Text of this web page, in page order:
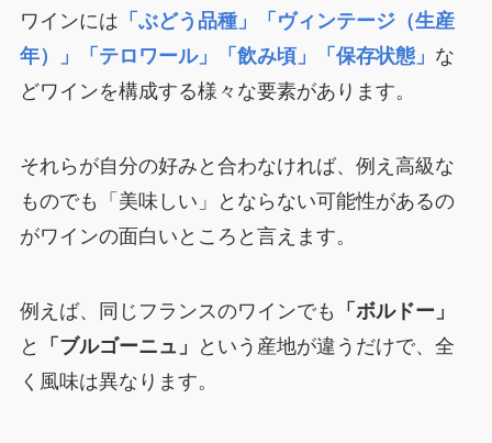
ワインには 「ぶどう品種」「ヴィンテージ（生産
年）」「テロワール」「飲み頃」「保存状態」 な
どワインを構成する様々な要素があります。
それらが自分の好みと合わなければ、例え高級な
ものでも「美味しい」とならない可能性があるの
がワインの面白いところと言えます。
例えば、同じフランスのワインでも
「ボルドー」
と
「ブルゴーニュ」
という産地が違うだけで、全
く風味は異なります。